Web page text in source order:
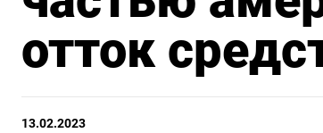
отток
13.02.2023